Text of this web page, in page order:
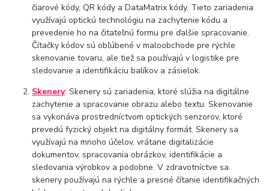
čiarové kódy, QR kódy a DataMatrix kódy. Tieto zariadenia
využívajú optickú technológiu na zachytenie kódu a
prevedenie ho na čitateľnú formu pre ďalšie spracovanie.
Čítačky kódov sú obľúbené v maloobchode pre rýchle
skenovanie tovaru, ale tiež sa používajú v logistike pre
sledovanie a identifikáciu balíkov a zásielok.
Skenery: Skenery sú zariadenia, ktoré slúžia na digitálne
zachytenie a spracovanie obrazu alebo textu. Skenovanie
sa vykonáva prostredníctvom optických senzorov, ktoré
prevedú fyzický objekt na digitálny formát. Skenery sa
využívajú na mnoho účelov, vrátane digitalizácie
dokumentov, spracovania obrázkov, identifikácie a
sledovania výrobkov a podobne. V zdravotníctve sa
skenery používajú na rýchle a presné čítanie identifikačných